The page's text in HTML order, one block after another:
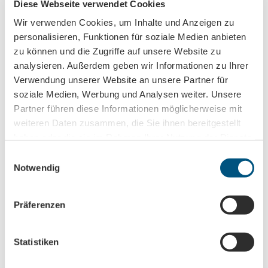
Diese Webseite verwendet Cookies
Wir verwenden Cookies, um Inhalte und Anzeigen zu
personalisieren, Funktionen für soziale Medien anbieten
zu können und die Zugriffe auf unsere Website zu
analysieren. Außerdem geben wir Informationen zu Ihrer
Verwendung unserer Website an unsere Partner für
soziale Medien, Werbung und Analysen weiter. Unsere
Partner führen diese Informationen möglicherweise mit
weiteren Daten zusammen, die Sie ihnen bereitgestellt
Notwendig
Präferenzen
Statistiken
Nearby View on map
Event
Contact